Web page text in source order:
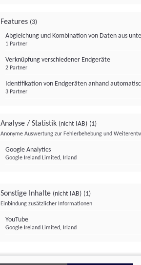
Features (3)
Abgleichung und Kombination von Daten aus
1 Partner
Verknüpfung verschiedener Endgeräte
2 Partner
Identifikation von Endgeräten anhand
3 Partner
Analyse / Statistik (nicht IAB) (1)
Anonyme Auswertung zur Fehlerbehebung und
Google Analytics
Google Ireland Limited, Irland
Sonstige Inhalte (nicht IAB) (1)
Einbindung zusätzlicher Informationen
YouTube
Google Ireland Limited, Irland